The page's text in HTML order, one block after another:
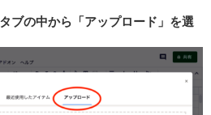
ブの中から「アップロード」を選